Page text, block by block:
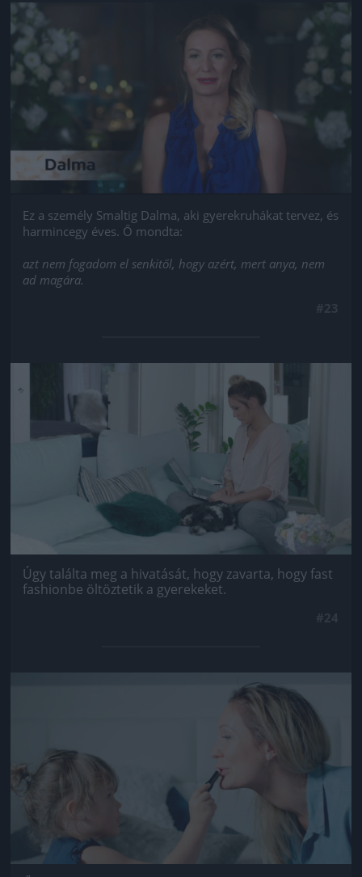
Jön még kép!
Ez a személy Smaltig Dalma, aki gyerekruhákat tervez, és
harmincegy éves. Ő mondta:
azt nem fogadom el senkitől, hogy azért, mert anya, nem
ad magára.
Jön még kép!
Úgy találta meg a hivatását, hogy zavarta, hogy fast
fashionbe öltöztetik a gyerekeket.
Jön még kép!